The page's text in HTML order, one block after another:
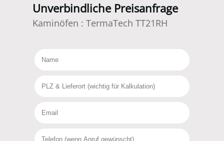
Unverbindliche Preisanfrage
Kaminöfen : TermaTech TT21RH